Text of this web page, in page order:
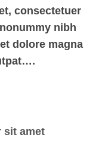
consectetuer
nibh
dolore magna
sit amet